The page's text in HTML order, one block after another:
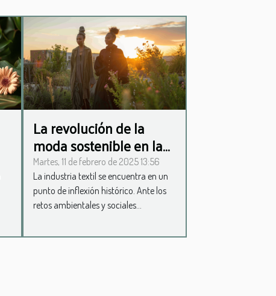
La revolución de la
moda sostenible en la
industria textil
Martes, 11 de febrero de 2025 13:56
La industria textil se encuentra en un
punto de inflexión histórico. Ante los
retos ambientales y sociales...